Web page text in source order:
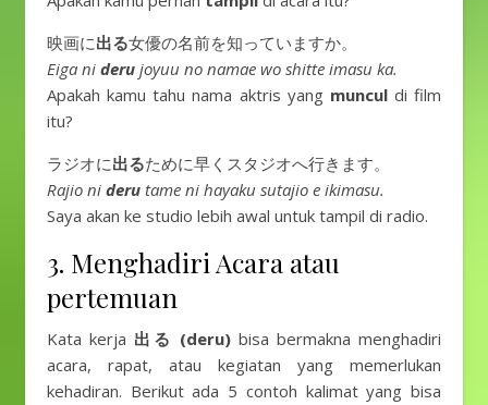
映画に出る女優の名前を知っていますか。
Eiga ni deru joyuu no namae wo shitte imasu ka.
Apakah kamu tahu nama aktris yang muncul di film
itu?
ラジオに出るために早くスタジオへ行きます。
Rajio ni deru tame ni hayaku sutajio e ikimasu.
Saya akan ke studio lebih awal untuk tampil di radio.
3. Menghadiri Acara atau
pertemuan
Kata kerja 出る (deru) bisa bermakna menghadiri
acara, rapat, atau kegiatan yang memerlukan
kehadiran. Berikut ada 5 contoh kalimat yang bisa